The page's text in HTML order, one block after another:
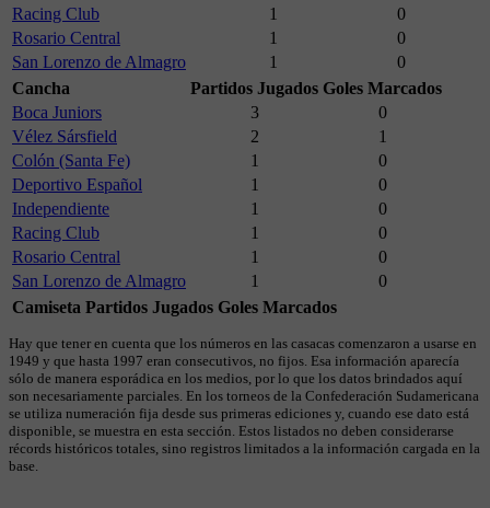
Racing Club 1
0
Rosario Central
1
0
San Lorenzo de Almagro
1
0
Cancha
Partidos Jugados Goles Marcados
Boca Juniors
3
0
Vélez Sársfield
2
1
Colón (Santa Fe)
1
0
Deportivo Español
1
0
Independiente
1
0
Racing Club
1
0
Rosario Central
1
0
San Lorenzo de Almagro
1
0
Camiseta Partidos Jugados Goles Marcados
Hay que tener en cuenta que los números en las casacas comenzaron a usarse en
1949 y que hasta 1997 eran consecutivos, no fijos. Esa información aparecía
sólo de manera esporádica en los medios, por lo que los datos brindados aquí
son necesariamente parciales. En los torneos de la Confederación Sudamericana
se utiliza numeración fija desde sus primeras ediciones y, cuando ese dato está
disponible, se muestra en esta sección. Estos listados no deben considerarse
récords históricos totales, sino registros limitados a la información cargada en la
base.